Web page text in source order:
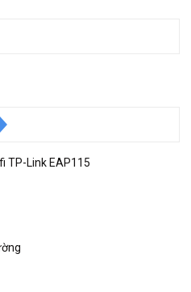
TP-Link EAP115